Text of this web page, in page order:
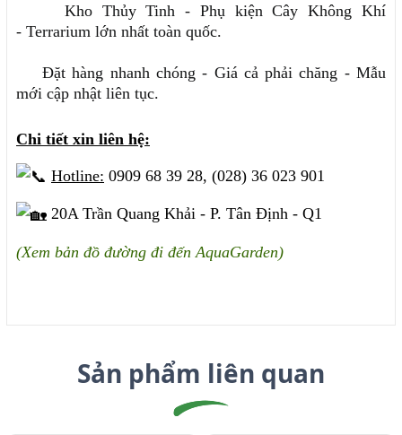
Kho Thủy Tinh - Phụ kiện Cây Không Khí
- Terrarium lớn nhất toàn quốc.
Đặt hàng nhanh chóng - Giá cả phải chăng - Mẫu
mới cập nhật liên tục.
Chi tiết xin liên hệ:
Hotline: 0909 68 39 28, (028) 36 023 901
20A Trần Quang Khải - P. Tân Định - Q1
(Xem bản đồ đường đi đến AquaGarden)
Sản phẩm liên quan